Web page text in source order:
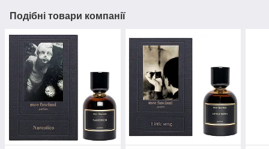
Подібні товари компанії